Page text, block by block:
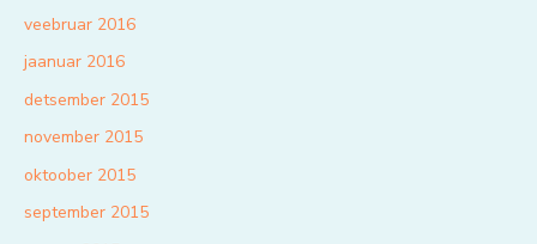
veebruar 2016
jaanuar 2016
detsember 2015
november 2015
oktoober 2015
september 2015